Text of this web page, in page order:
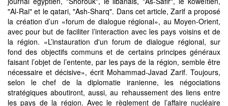
"Al-Rai" et le qatari, "Ash-Sharq". Dans cet article, Zarif a proposé
la création d’un «forum de dialogue régional», au Moyen-Orient,
avec pour but de faciliter l’interaction avec les pays voisins et de
la région. «L’instauration d'un forum de dialogue régional, sur
fond des objectifs communs et de certains principes généraux
faisant l’objet de l’entente, par les pays de la région, semble être
nécessaire et décisive», écrit Mohammad-Javad Zarif. Toujours,
selon le chef de la diplomatie iranienne, les négociations
stratégiques aboutiront, aussi, au rehaussement des liens entre
les pays de la région. Avec le règlement de l’affaire nucléaire